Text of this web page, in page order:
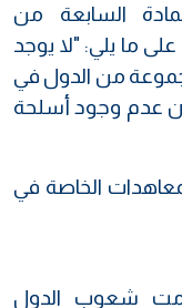
السابعة من
ما يلي: "لا يوجد
من الدول في
عدم وجود أسلحة
الخاصة في
شعوب الدول